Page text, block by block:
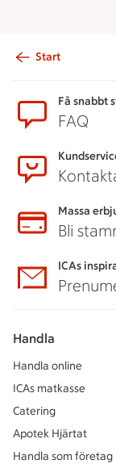
Start
Få snabbt
FAQ
Massa
Bli
ICAs
Handla
Handla online
ICAs matkasse
Catering
Apotek Hjärtat
Handla som företag